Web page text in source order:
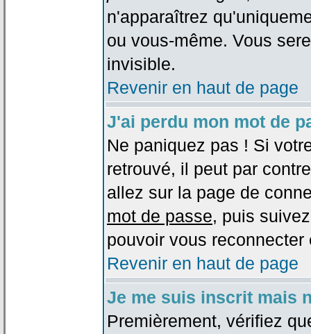
n'apparaîtrez
ou vous-même. Vous
invisible.
Revenir en haut de page
J'ai perdu mon mot de
Ne paniquez pas ! Si
retrouvé, il peut par
allez sur la page de
mot de passe, puis
pouvoir vous
Revenir en haut de page
Je me suis inscrit mais
Premièrement, vérifiez